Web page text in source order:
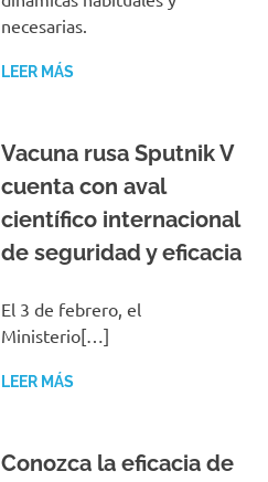
necesarias.
LEER MÁS
Vacuna rusa Sputnik V
cuenta con aval
científico internacional
de seguridad y eficacia
El 3 de febrero, el
Ministerio[…]
LEER MÁS
Conozca la eficacia de